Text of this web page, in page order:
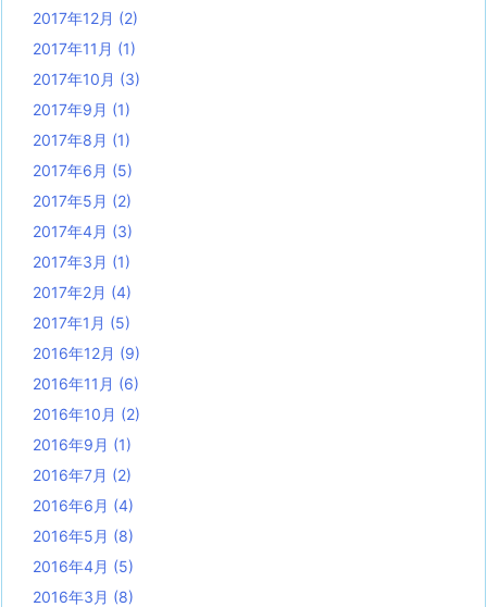
2017年12月 (2)
2017年11月 (1)
2017年10月 (3)
2017年9月 (1)
2017年8月 (1)
2017年6月 (5)
2017年5月 (2)
2017年4月 (3)
2017年3月 (1)
2017年2月 (4)
2017年1月 (5)
2016年12月 (9)
2016年11月 (6)
2016年10月 (2)
2016年9月 (1)
2016年7月 (2)
2016年6月 (4)
2016年5月 (8)
2016年4月 (5)
2016年3月 (8)